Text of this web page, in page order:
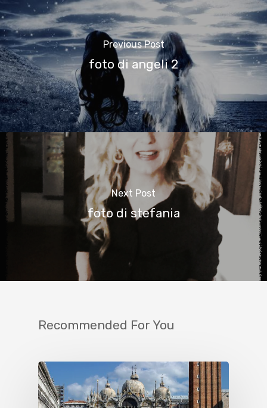
Previous Post
foto di angeli 2
Next Post
foto di stefania
Recommended For You